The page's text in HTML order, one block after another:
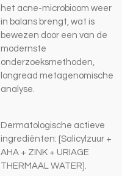
het acne-microbioom weer
in balans brengt, wat is
bewezen door een van de
modernste
onderzoeksmethoden,
longread metagenomische
analyse.
Dermatologische actieve
ingrediënten: [Salicylzuur +
AHA + ZINK + URIAGE
THERMAAL WATER].